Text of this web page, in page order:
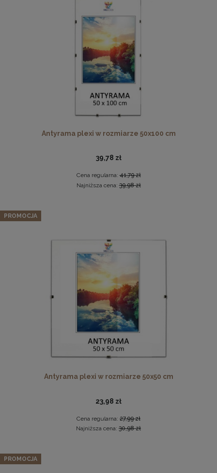
DO KOSZYKA
Drewniana, frezowana ramka na zdjęcia, plakaty, obrazy w
rozmiarze 15 x 21 cm w kolorze białym
Drewniana, frezowana ramka na zdjęcia, plakaty, obrazy w
16,99 zł
Cena regularna:
Najniższa cena:
237,99 zł
DO KOSZYKA
Schodki dla psa 3-stopniowe tapicerowane w kolorze
ciemnopomarańczowym – lekki podest dla psa do kanapy,
69,99 zł
Cena regularna:
Najniższa cena:
DO KOSZYKA
Zestaw 10 szt. ramek na zdjęcia 15 x 20 cm z
Antyrama plexi w rozmiarze 50x100 cm
39,78 zł
Cena regularna:41,79 zł
Najniższa cena:39,98 zł
Antyrama plexi w rozmiarze 50x50 cm
23,98 zł
Cena regularna: 27,99 zł
Najniższa cena: 30,98 zł
PROMOCJA
PROMOCJA